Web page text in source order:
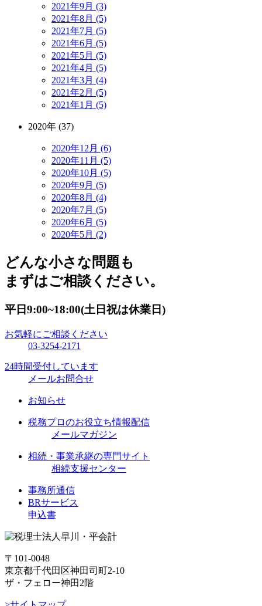
2021年9月 (3)
2021年8月 (5)
2021年7月 (5)
2021年6月 (5)
2021年5月 (5)
2021年4月 (5)
2021年3月 (4)
2021年2月 (5)
2021年1月 (5)
2020年 (37)
2020年12月 (6)
2020年11月 (5)
2020年10月 (5)
2020年9月 (5)
2020年8月 (4)
2020年7月 (5)
2020年6月 (5)
2020年5月 (2)
どんな小さな問題も
まずはご相談ください。
平日9:00~18:00(土日祝は休業日)
お気軽にご相談ください
03-3254-2171
24時間受付しています
メールお問合せ
お知らせ
税務プロのお役立ち情報配信
メールマガジン
相続・事業承継の専門サイト
相続支援センター
事務所通信
BRサービス
申込書
〒101-0048
東京都千代田区神田司町2-10
ザ・フェロー神田2階